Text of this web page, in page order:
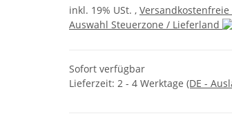
inkl. 19% USt. ,
Auswahl Steuerzone / Lieferland
Sofort verfügbar
Lieferzeit: 2 - 4 Werktage (DE -